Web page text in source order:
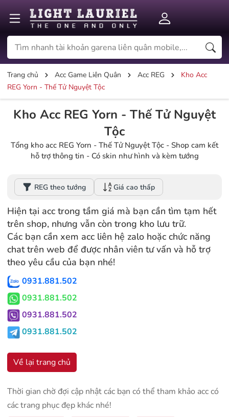
Trang chủ Acc Game Liên Quân Acc REG
Kho Acc
REG Yorn - Thế Tử Nguyệt Tộc
Kho Acc REG Yorn - Thế Tử Nguyệt
Tộc
Tổng kho acc REG Yorn - Thế Tử Nguyệt Tộc - Shop cam kết
hỗ trợ thông tin - Có skin như hình và kèm tướng
REG theo tướng Giá cao thấp
Hiện tại acc trong tầm giá mà bạn cần tìm tạm hết
trên shop, nhưng vẫn còn trong kho lưu trữ.
Các bạn cần xem acc liên hệ zalo hoặc chức năng
chat trên web để được nhân viên tư vấn và hỗ trợ
theo yêu cầu của bạn nhé!
0931.881.502
0931.881.502
0931.881.502
0931.881.502
Về lại trang chủ
Thời gian chờ đợi cập nhật các bạn có thể tham khảo acc có
các trang phục đẹp khác nhé!